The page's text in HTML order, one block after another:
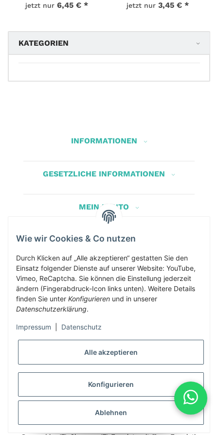
jetzt nur 6,45 € *
jetzt nur 3,45 € *
KATEGORIEN
INFORMATIONEN
GESETZLICHE INFORMATIONEN
MEIN KONTO
Herbis Anglerladen
Inh.Herbert Schinnerl
Kirchdorf am Inn 5
4982 Kirchdorf am Inn
info@herbis-anglerladen.at
Alle Preise inklusive gesetzlicher Mwst., exklusive Versand- &
Servicekosten
Wie wir Cookies & Co nutzen
Durch Klicken auf „Alle akzeptieren“ gestatten Sie den
Einsatz folgender Dienste auf unserer Website: YouTube,
Vimeo, ReCaptcha. Sie können die Einstellung jederzeit
ändern (Fingerabdruck-Icon links unten). Weitere Details
finden Sie unter Konfigurieren und in unserer
Datenschutzerklärung.
Impressum Datenschutz
Alle akzeptieren
Konfigurieren
Ablehnen